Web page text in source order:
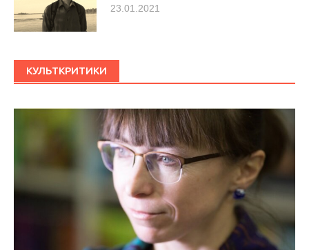
23.01.2021
КУЛЬТКРИТИКИ